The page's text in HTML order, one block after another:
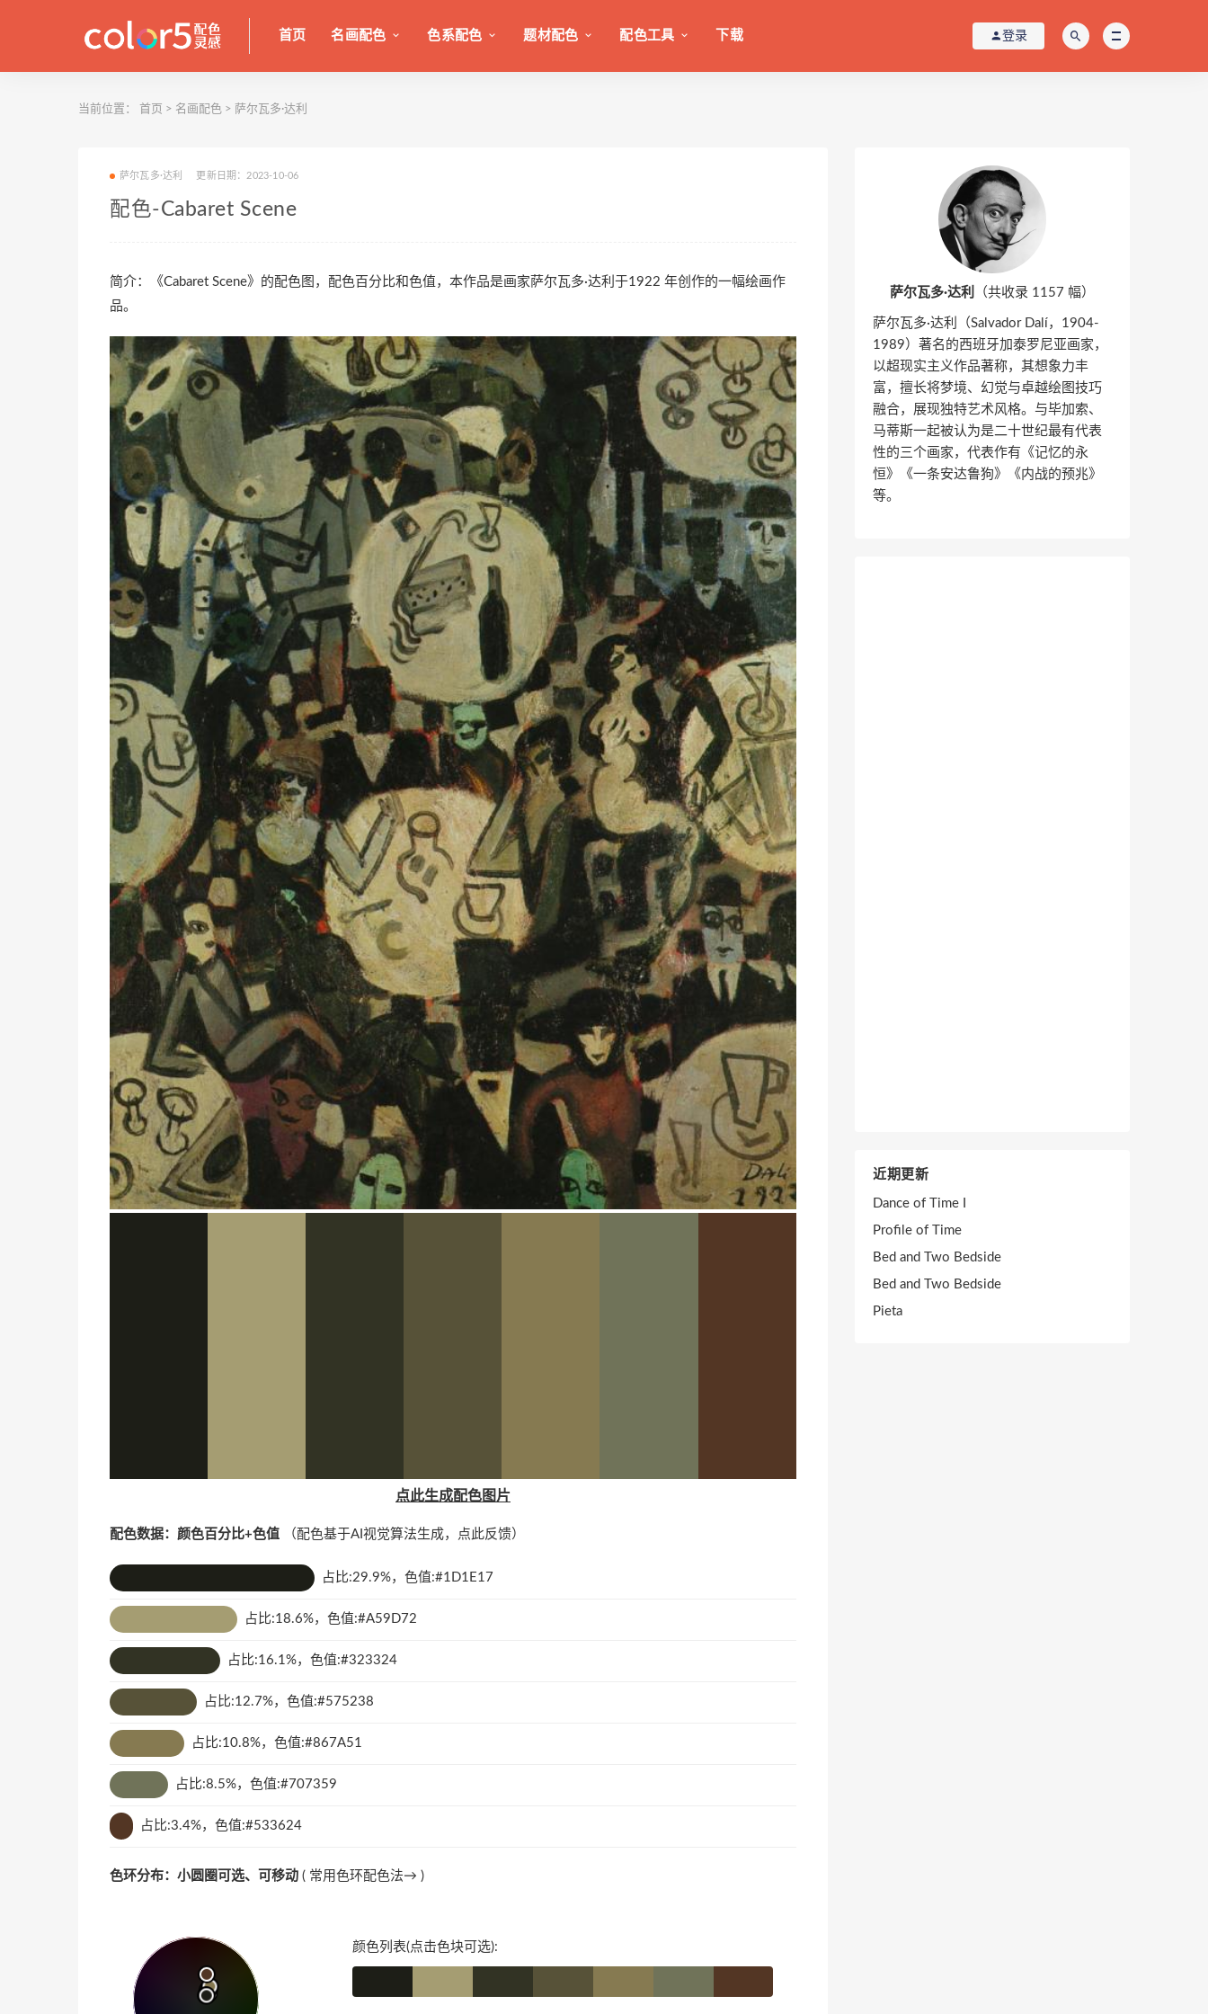
首页 名画配色 色系配色 题材配色 配色工具 下载 登录
当前位置： 首页 > 名画配色 > 萨尔瓦多·达利
萨尔瓦多·达利 更新日期：2023-10-06
配色-Cabaret Scene
简介：《Cabaret Scene》的配色图，配色百分比和色值，本作品是画家萨尔瓦多·达利于1922 年创作的一幅绘画作
品。
点此生成配色图片
配色数据：颜色百分比+色值 （配色基于AI视觉算法生成， 点此反馈）
占比:29.9%，色值:#1D1E17
占比:18.6%，色值:#A59D72
占比:16.1%，色值:#323324
占比:12.7%，色值:#575238
占比:10.8%，色值:#867A51
占比:8.5%，色值:#707359
占比:3.4%，色值:#533624
色环分布：小圆圈可选、可移动 ( 常用色环配色法→ )
颜色列表(点击色块可选):
萨尔瓦多·达利 （共收录 1157 幅）
萨尔瓦多·达利（Salvador Dalí，1904-
1989）著名的西班牙加泰罗尼亚画家，
以超现实主义作品著称，其想象力丰
富，擅长将梦境、幻觉与卓越绘图技巧
融合，展现独特艺术风格。与毕加索、
马蒂斯一起被认为是二十世纪最有代表
性的三个画家，代表作有《记忆的永
恒》《一条安达鲁狗》《内战的预兆》
等。
近期更新
Dance of Time I
Profile of Time
Bed and Two Bedside
Bed and Two Bedside
Pieta